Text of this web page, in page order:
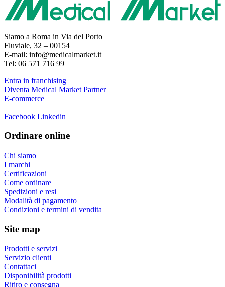
Siamo a Roma in Via del Porto
Fluviale, 32 – 00154
E-mail: info@medicalmarket.it
Tel: 06 571 716 99
Entra in franchising
Diventa Medical Market Partner
E-commerce
Facebook Linkedin
Ordinare online
Chi siamo
I marchi
Certificazioni
Come ordinare
Spedizioni e resi
Modalità di pagamento
Condizioni e termini di vendita
Site map
Prodotti e servizi
Servizio clienti
Contattaci
Disponibilità prodotti
Ritiro e consegna